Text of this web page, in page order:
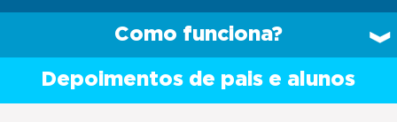
Como funciona?
Depoimentos de pais e alunos